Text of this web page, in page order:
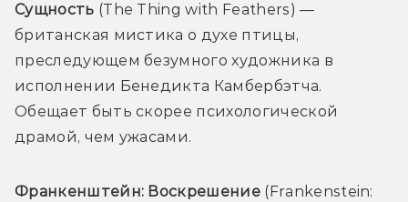
Сущность (The Thing with Feathers) —
британская мистика о духе птицы,
преследующем безумного художника в
исполнении Бенедикта Камбербэтча.
Обещает быть скорее психологической
драмой, чем ужасами.
Франкенштейн: Воскрешение (Frankenstein: